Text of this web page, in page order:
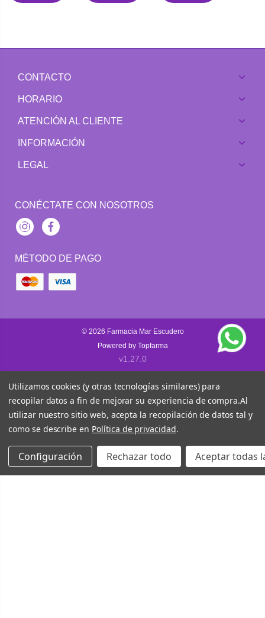
CONTACTO
HORARIO
ATENCIÓN AL CLIENTE
INFORMACIÓN
LEGAL
CONÉCTATE CON NOSOTROS
InstagramFacebook
MÉTODO DE PAGO
© 2026 Farmacia Mar Escudero
Powered by Topfarma
v1.27.0
Utilizamos cookies (y otras tecnologías similares) para
recopilar datos a fin de mejorar su experiencia de compra.Al
utilizar nuestro sitio web, acepta la recopilación de datos tal y
como se describe en Política de privacidad.
Configuración Rechazar todo Aceptar todas